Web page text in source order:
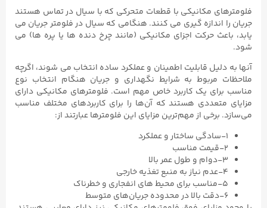
فلومترهای مکانیکی با قطعات متحرکی که با سیال در تماس هستند
جریان را اندازه گیری می کنند. هنگامی که سیال در فلومتر جریان می
یابد، باعث حرکت اجزای مکانیکی (مانند چرخ دنده ها یا پره ها) می
شود.
آنها به دلیل قابلیت اطمینان و عملکرد ساده انتخاب می شوند، اگرچه
ملاحظات مربوط به شرایط نگهداری و جریان هنگام انتخاب نوع
مناسب برای یک کاربرد خاص مهم است. فلومترهای مکانیکی دارای
مزایای متعددی هستند که آن‌ها را برای کاربردهای مختلف مناسب
می‌سازد. برخی از مهم‌ترین مزایای این فلومترها عبارتند از:
۱-سادگی ساختار و عملکرد
۲-قیمت مناسب
۳-دوام و طول عمر بالا
۴-عدم نیاز به منبع تغذیه خارجی
۵-مناسب برای محیط های انفجاری و خطرناک
۶-دقت بالا در محدوده جریان‌های متوسط